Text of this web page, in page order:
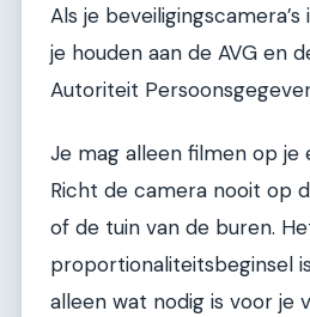
Als je
je houden aan de AVG en
Autoriteit
Je mag alleen filmen op je
Richt de camera nooit op
of de tuin van de buren.
proportionaliteitsbeginsel
alleen wat nodig is voor je